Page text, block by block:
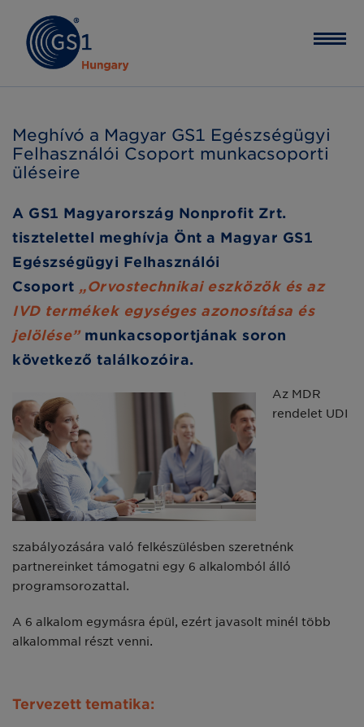
Meghívó a Magyar GS1 Egészségügyi
Felhasználói Csoport munkacsoporti
üléseire
A GS1 Magyarország Nonprofit Zrt.
tisztelettel meghívja Önt a Magyar GS1
Egészségügyi Felhasználói
Csoport „Orvostechnikai eszközök és az
IVD termékek egységes azonosítása és
jelölése” munkacsoportjának soron
következő találkozóira.
Az MDR
rendelet UDI
szabályozására való felkészülésben szeretnénk
partnereinket támogatni egy 6 alkalomból álló
programsorozattal.
A 6 alkalom egymásra épül, ezért javasolt minél több
alkalommal részt venni.
Tervezett tematika: